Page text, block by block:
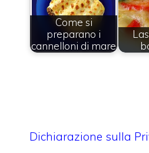
Come si
preparano i
cannelloni di mare
Dichiarazione sulla